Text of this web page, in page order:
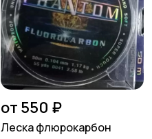
от 550 ₽
Леска флюрокарбон